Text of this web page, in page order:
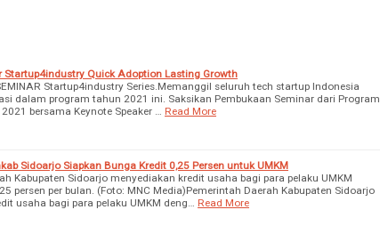
Startup4industry Quick Adoption Lasting Growth
Startup4industry Series.Memanggil seluruh tech startup Indonesia
dalam program tahun 2021 ini. Saksikan Pembukaan Seminar dari Program
bersama Keynote Speaker …
Read More
Sidoarjo Siapkan Bunga Kredit 0,25 Persen untuk UMKM
Kabupaten Sidoarjo menyediakan kredit usaha bagi para pelaku UMKM
persen per bulan. (Foto: MNC Media)Pemerintah Daerah Kabupaten Sidoarjo
usaha bagi para pelaku UMKM deng…
Read More